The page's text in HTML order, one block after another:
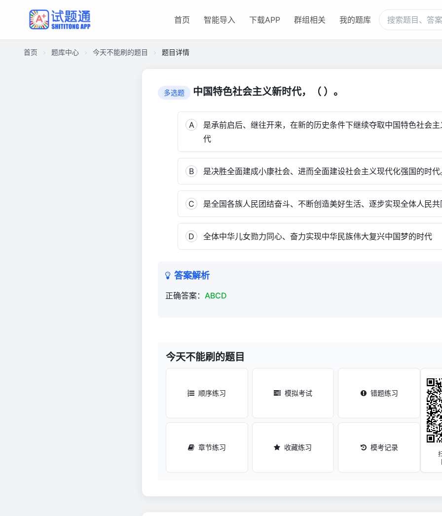
首页 智能导入 下载APP 群组相关 我的题库
首页 题库中心 今天不能刷的题目 题目详情
多选题 中国特色社会主义新时代，（ ）。
A
是承前启后、继往开来，在新的历史条件下继续夺取中国特色社会
代
B 是决胜全面建成小康社会、进而全面建设社会主义现代化强国的时代
C 是全国各族人民团结奋斗、不断创造美好生活、逐步实现全体人民
D 全体中华儿女勠力同心、奋力实现中华民族伟大复兴中国梦的时代
答案解析
正确答案： ABCD
今天不能刷的题目
顺序练习 模拟考试 错题练习
章节练习 收藏练习 模考记录